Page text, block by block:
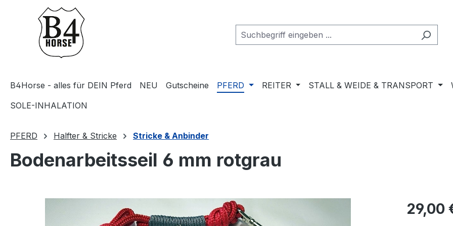
Hauptinhalt springen
Zur Suche springen
Zur Hauptnavigation springen
B4Horse - alles für DEIN Pferd NEU Gutscheine PFERD REITER STALL & WEIDE & TRANSPORT
SOLE-INHALATION
PFERD Halfter & Stricke Stricke & Anbinder
Bodenarbeitsseil 6 mm rotgrau
Regulärer
29,00